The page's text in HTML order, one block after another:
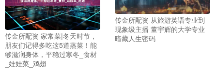
传金所配资 家常菜|冬天时节，
朋友们记得多吃这5道蒸菜！能
够滋润身体，平稳过寒冬_食材
_娃娃菜_鸡翅
传金所配资 从旅游英语专业到
现象级主播 董宇辉的大学专业
暗藏人生密码